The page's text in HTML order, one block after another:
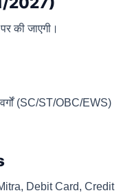
की जाएगी।
वर्गों (SC/ST/OBC/EWS)
Debit Card, Credit